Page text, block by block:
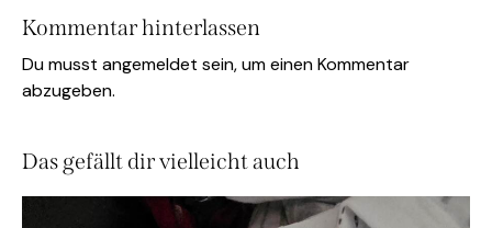
Kommentar hinterlassen
Du musst angemeldet sein, um einen Kommentar
abzugeben.
Das gefällt dir vielleicht auch